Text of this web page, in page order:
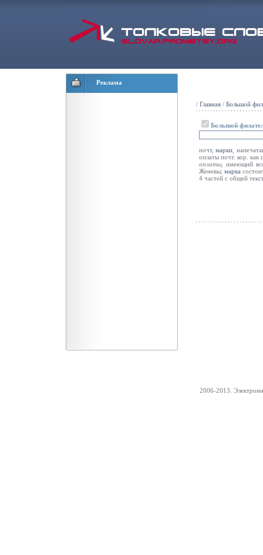
Реклама
/ Главная / Большой
Большой
почт,марки ,
оплаты почт. кор. как
оплаты, имеющий
Женевы;марка
4 частей с общей
2006-2013.